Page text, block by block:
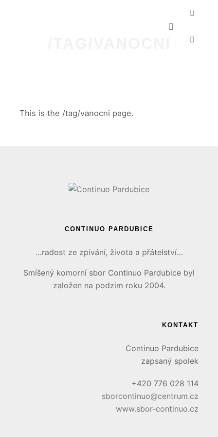
Hlavní
This is the /tag/vanocni page.
CONTINUO PARDUBICE
…radost ze zpívání, života a přátelství…
Smíšený komorní sbor Continuo Pardubice byl
založen na podzim roku 2004.
KONTAKT
Continuo Pardubice
zapsaný spolek
+420 776 028 114
sborcontinuo@centrum.cz
www.sbor-continuo.cz